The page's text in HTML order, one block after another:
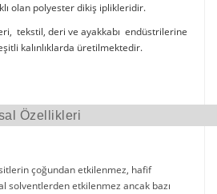
olan polyester dikiş iplikleridir.
tekstil, deri ve ayakkabı endüstrilerine
kalınlıklarda üretilmektedir.
Özellikleri
çoğundan etkilenmez, hafif
solventlerden etkilenmez ancak bazı